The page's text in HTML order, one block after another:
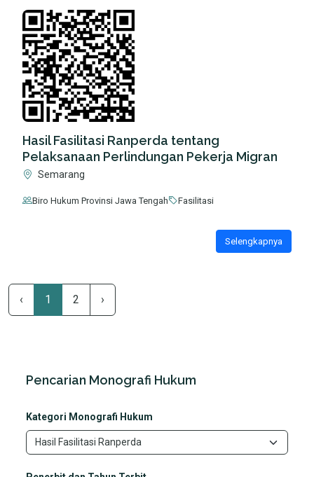
Hasil Fasilitasi Ranperda tentang
Pelaksanaan Perlindungan Pekerja Migran
Semarang
Biro Hukum Provinsi Jawa Tengah Fasilitasi
Selengkapnya
‹ 1 2 ›
Pencarian Monografi Hukum
Kategori Monografi Hukum